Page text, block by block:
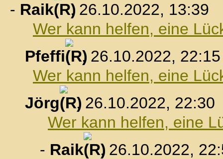
- Raik
, 26.10.2022, 13:39
Wer kann helfen, eine
Pfeffi
, 26.10.2022, 22:15
Wer kann helfen, eine
Jörg
, 26.10.2022, 22:30
Wer kann helfen, eine
- Raik
, 26.10.2022,